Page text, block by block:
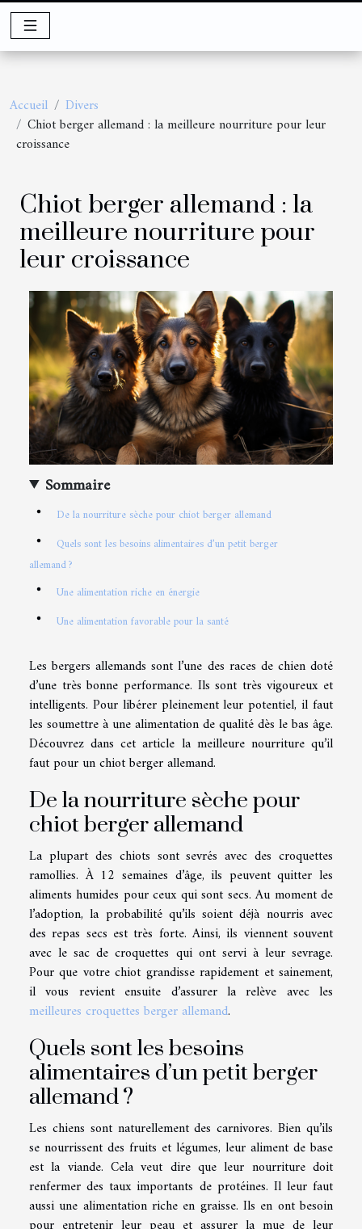
Accueil
Divers
Chiot berger allemand : la meilleure nourriture pour leur
croissance
Chiot berger allemand : la
meilleure nourriture pour
leur croissance
Sommaire
De la nourriture sèche pour chiot berger allemand
Quels sont les besoins alimentaires d’un petit berger
allemand ?
Une alimentation riche en énergie
Une alimentation favorable pour la santé
Les bergers allemands sont l’une des races de chien doté
d’une très bonne performance. Ils sont très vigoureux et
intelligents. Pour libérer pleinement leur potentiel, il faut
les soumettre à une alimentation de qualité dès le bas âge.
Découvrez dans cet article la meilleure nourriture qu’il
faut pour un chiot berger allemand.
De la nourriture sèche pour
chiot berger allemand
La plupart des chiots sont sevrés avec des croquettes
ramollies. À 12 semaines d’âge, ils peuvent quitter les
aliments humides pour ceux qui sont secs. Au moment de
l’adoption, la probabilité qu’ils soient déjà nourris avec
des repas secs est très forte. Ainsi, ils viennent souvent
avec le sac de croquettes qui ont servi à leur sevrage.
Pour que votre chiot grandisse rapidement et sainement,
il vous revient ensuite d’assurer la relève avec les
meilleures croquettes berger allemand.
Quels sont les besoins
alimentaires d’un petit berger
allemand ?
Les chiens sont naturellement des carnivores. Bien qu’ils
se nourrissent des fruits et légumes, leur aliment de base
est la viande. Cela veut dire que leur nourriture doit
renfermer des taux importants de protéines. Il leur faut
aussi une alimentation riche en graisse. Ils en ont besoin